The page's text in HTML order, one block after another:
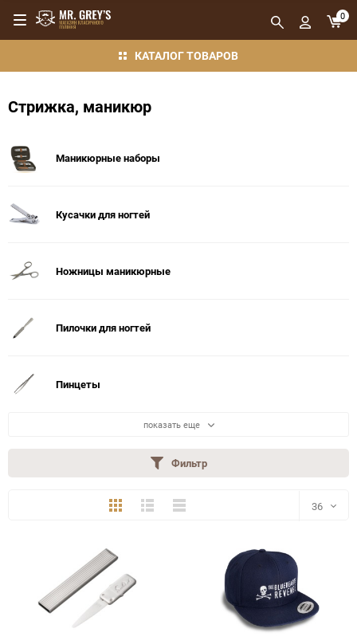
КАТАЛОГ ТОВАРОВ
0
Стрижка, маникюр
Маникюрные наборы
Кусачки для ногтей
Ножницы маникюрные
Пилочки для ногтей
Пинцеты
показать еще
Фильтр
ПлиткаПодробноКомпактно 36
48
72